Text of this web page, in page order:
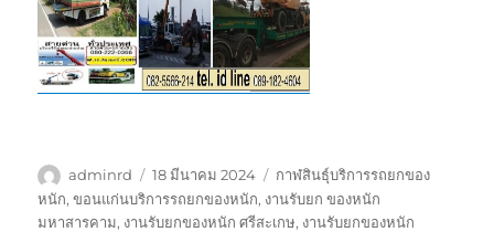
ผู้
เขียน
adminrd
เขียน
เมื่อ
18 มีนาคม 2024
ป้าย
กำกับ
กาฬสินธุ์บริการรถยกของ
หนัก,ขอนแก่นบริการรถยกของหนัก, งานรับยก ของหนัก
มหาสารคาม, งานรับยกของหนัก ศรีสะเกษ, งานรับยกของหนัก